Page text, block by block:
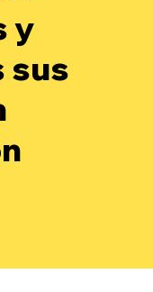
y
sus